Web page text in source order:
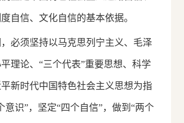
自信、文化自信的基本依据。
须坚持以马克思列宁主义、毛泽
理论、“三个代表”重要思想、科学
新时代中国特色社会主义思想为指
意识”，坚定“四个自信”，做到“两个